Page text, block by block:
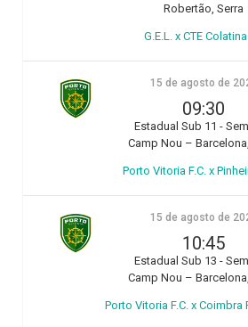
Robertão, Serra
G.E.L. x CTE Colatina
15 de agosto de
09:30
Estadual Sub 11 -
Camp Nou –
Porto Vitoria F.C. x
15 de agosto de
10:45
Estadual Sub 13 -
Camp Nou –
Porto Vitoria F.C. x Coimbra